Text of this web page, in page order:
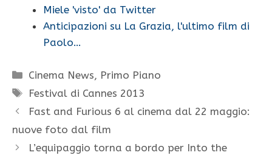
Miele 'visto' da Twitter
Anticipazioni su La Grazia, l'ultimo film di
Paolo…
Categorie
Cinema News, Primo Piano
Tag
Festival di Cannes 2013
Fast and Furious 6 al cinema dal 22 maggio:
nuove foto dal film
L’equipaggio torna a bordo per Into the